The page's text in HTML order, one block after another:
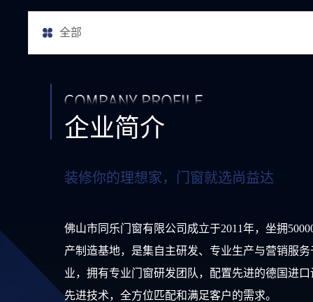
全部
企业简介
装修你的理想家，门窗就选尚益达
佛山市同乐门窗有限公司成立于2011年，坐拥
产制造基地，是集自主研发、专业生产与营销服
业，拥有专业门窗研发团队，配置先进的德国进
先进技术，全方位匹配和满足客户的需求。